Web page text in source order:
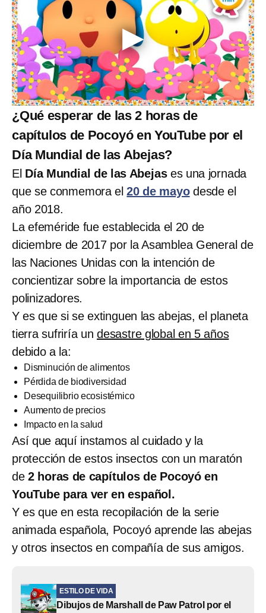
¿Qué esperar de las 2 horas de
capítulos de Pocoyó en YouTube por el
Día Mundial de las Abejas?
El Día Mundial de las Abejases una jornada
que se conmemora el20 de mayo desde el
año 2018.
La efeméride fue establecida el 20 de
diciembre de 2017 por la Asamblea General de
las Naciones Unidas con la intención de
concientizar sobre la importancia de estos
polinizadores.
Y es que si se extinguen las abejas, el planeta
tierra sufriría undesastre global en 5 años
debido a la:
Disminución de alimentos
Pérdida de biodiversidad
Desequilibrio ecosistémico
Aumento de precios
Impacto en la salud
Así que aquí instamos al cuidado y la
protección de estos insectos con un maratón
de 2 horas de capítulos de Pocoyó en
YouTube para ver en español.
Y es que en esta recopilación de la serie
animada española, Pocoyó aprende las abejas
y otros insectos en compañía de sus amigos.
ESTILO DE VIDA
Dibujos de Marshall de Paw Patrol por el